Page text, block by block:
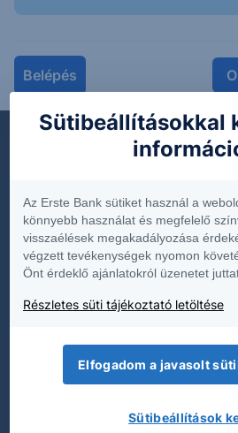
BelépésDokumentumok
Díjjegyzékek
Üzletszabályzat
Termék és költségtájékoztatók
Fenntarthatóság
Termékek
Tőzsdei termékek
Befektetési alapok
Sütibeállításokkal
Az Erste Bank sütiket használ a
könnyebb használat és megfelelő
visszaélések megakadályozása
végzett tevékenységek nyomon
Önt érdeklő ajánlatokról üzenetet
Részletes süti tájékoztató letöltése
Elfogadom a javasolt
Sütibeállítások